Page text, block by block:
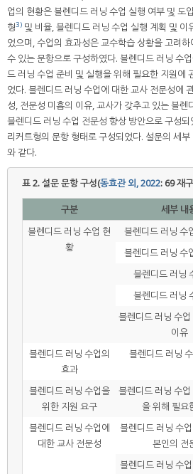
업의 현황은 블렌디드 러닝 수업 실행 여부 및 도
형3) 및 비율, 블렌디드 러닝 수업 실행 계획 및 이
었으며, 수업의 효과성은 교수학습 상황을 고려
수 있는 문항으로 구성하였다. 블렌디드 러닝 수
드 러닝 수업 준비 및 실행을 위해 필요한 지원에
었다. 블렌디드 러닝 수업에 대한 교사 전문성에
성, 전문성 미흡의 이유, 교사가 갖추고 있는 블
블렌디드 러닝 수업 전문성 향상 방안으로 구성
리커트형의 문항 형태로 구성되었다. 설문의 세
와 같다.
표 2.설문 문항 구성(동효관 외, 2022: 69 재
구분 세부 내
블렌디드 러닝 수업 현
황
블렌디드 러닝 수
블렌디드 러닝 수
블렌디드 러닝
블렌디드 러닝
블렌디드 러닝 수
이유
블렌디드 러닝 수업의
효과
블렌디드 러닝
블렌디드 러닝 수업을
위한 지원 요구
블렌디드 러닝 수
을 위해 필요
블렌디드 러닝 수업에
대한 교사 전문성
블렌디드 러닝 수
본인의 전
블렌디드 러닝 수